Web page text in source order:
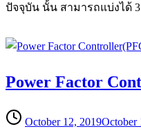
ปัจจุบัน นั้น สามารถแบ่งได้
Power Factor
October 12, 2019October